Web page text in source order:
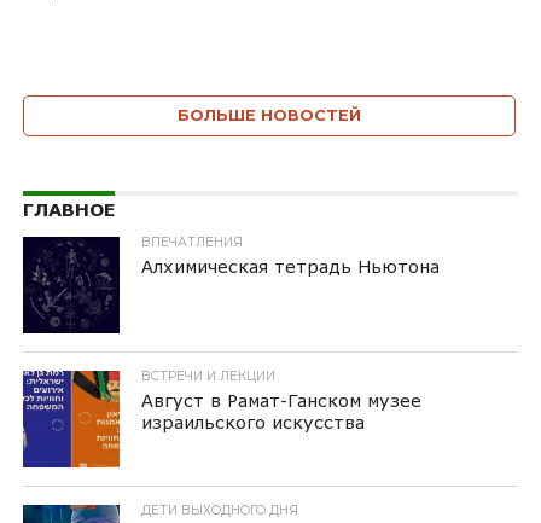
БОЛЬШЕ НОВОСТЕЙ
ГЛАВНОЕ
ВПЕЧАТЛЕНИЯ
Алхимическая тетрадь Ньютона
ВСТРЕЧИ И ЛЕКЦИИ
Август в Рамат-Ганском музее
израильского искусства
ДЕТИ ВЫХОДНОГО ДНЯ